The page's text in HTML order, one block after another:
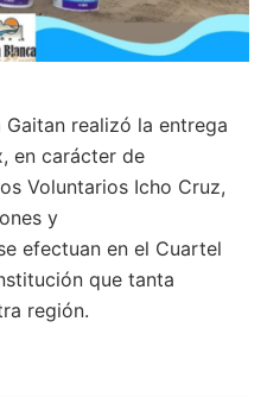
Gaitan realizó la entrega
en carácter de
Voluntarios Icho Cruz,
y
efectuan en el Cuartel
que tanta
región.